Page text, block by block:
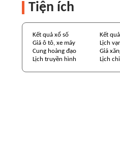
Tiện ích
Kết quả xổ số
Kết
Giá ô tô, xe máy
Lịch
Cung hoàng đạo
Giá
Lịch truyền hình
Lịch